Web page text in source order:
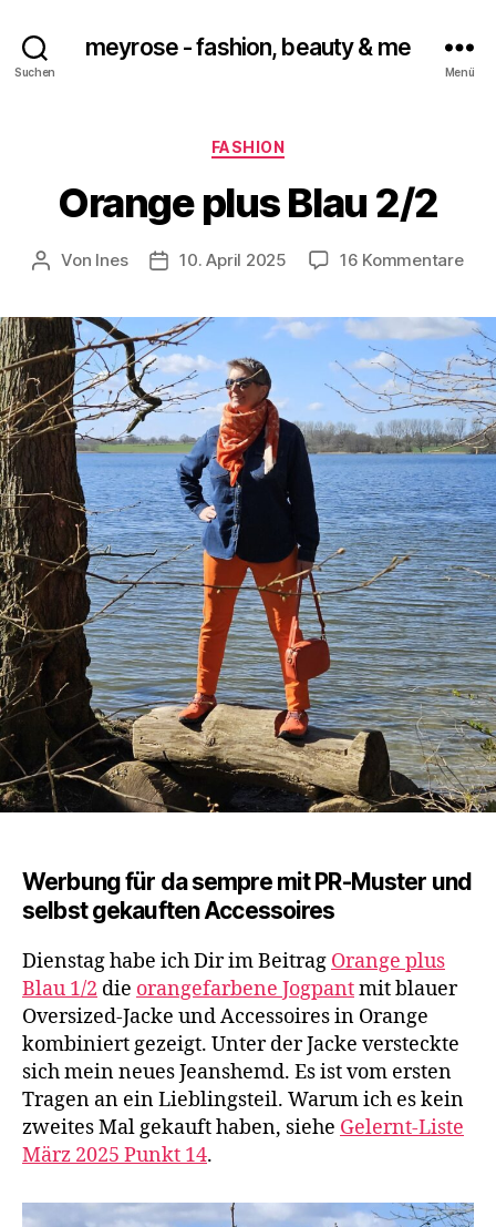
Suchen
meyrose - fashion, beauty & me
Menü
Kategorien
FASHION
Orange plus Blau 2/2
Beitragsautor
Von Ines Veröffentlichungsdatum
10. April 2025 16 Kommentarezu
Blau
2/2
Werbung für da sempre mit PR-Muster und
selbst gekauften Accessoires
Dienstag habe ich Dir im Beitrag Orange plus
Blau 1/2 die orangefarbene Jogpantmit blauer
Oversized-Jacke und Accessoires in Orange
kombiniert gezeigt. Unter der Jacke versteckte
sich mein neues Jeanshemd. Es ist vom ersten
Tragen an ein Lieblingsteil. Warum ich es kein
zweites Mal gekauft haben, siehe Gelernt-Liste
März 2025 Punkt 14.